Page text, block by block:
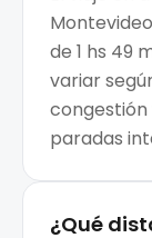
de 1 hs 49
variar
congestión
paradas
¿Qué